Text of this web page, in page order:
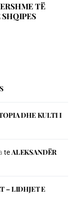
TË
DHE KULTI I
teALEKSANDËR
– LIDHJET E